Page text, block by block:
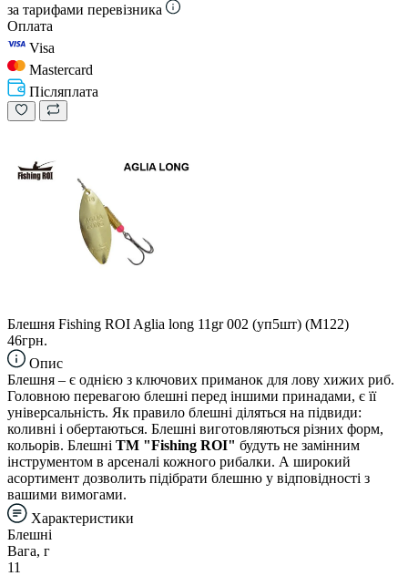
за тарифами перевізника
Оплата
Visa
Mastercard
Післяплата
Блешня Fishing ROI Aglia long 11gr 002 (уп5шт) (M122)
46грн.
Опис
Блешня – є однією з ключових приманок для лову хижих риб.
Головною перевагою блешні перед іншими принадами, є її
універсальність. Як правило блешні діляться на підвиди:
коливні і обертаються. Блешні виготовляються різних форм,
кольорів. Блешні TM "Fishing ROI" будуть не замінним
інструментом в арсеналі кожного рибалки. А широкий
асортимент дозволить підібрати блешню у відповідності з
вашими вимогами.
Характеристики
Блешні
Вага, г
11